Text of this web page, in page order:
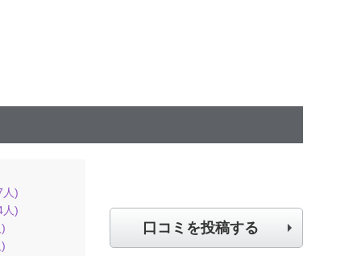
人)
人)
口コミを投稿する